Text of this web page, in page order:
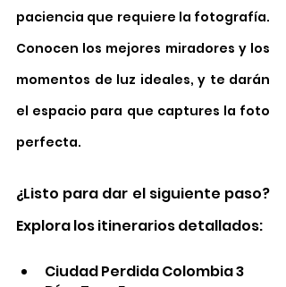
paciencia que requiere la fotografía
Conocen los mejores miradores y los
momentos de luz ideales, y te darán
el espacio para que captures la foto
perfecta.
¿Listo para dar el siguiente paso?
Explora los itinerarios detallados:
Ciudad Perdida Colombia 3